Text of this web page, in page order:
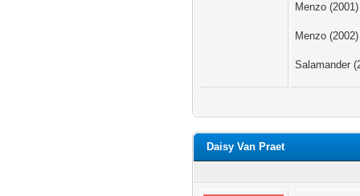
Menzo
Menzo
Salamander
Daisy Van Praet